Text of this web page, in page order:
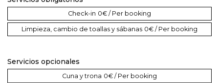
Check-in 0€ / Per booking
Limpieza, cambio de toallas y sábanas 0€ / Per booking
Servicios opcionales
Cuna y trona 0€ / Per booking